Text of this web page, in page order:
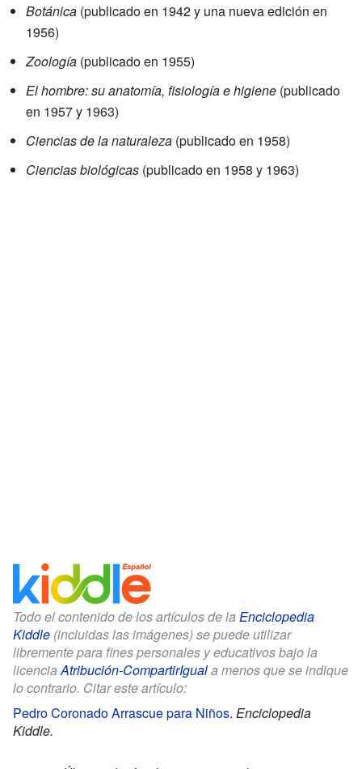
Botánica (publicado en 1942 y una nueva edición en
1956)
Zoología (publicado en 1955)
El hombre: su anatomía, fisiología e higiene (publicado
en 1957 y 1963)
Ciencias de la naturaleza (publicado en 1958)
Ciencias biológicas (publicado en 1958 y 1963)
Todo el contenido de los artículos de la Enciclopedia
Kiddle (incluidas las imágenes) se puede utilizar
libremente para fines personales y educativos bajo la
licencia Atribución-CompartirIguala menos que se indique
lo contrario. Citar este artículo:
Pedro Coronado Arrascue para Niños. Enciclopedia
Kiddle.